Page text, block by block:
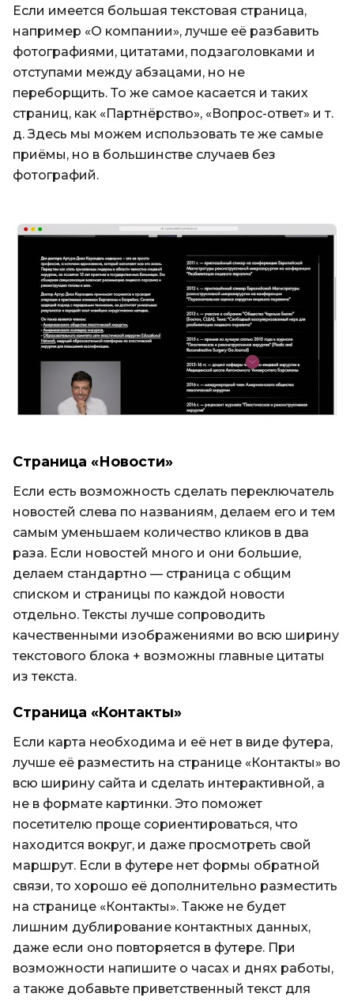
Если имеется большая текстовая страница,
например «О компании», лучше её разбавить
фотографиями, цитатами, подзаголовками и
отступами между абзацами, но не
переборщить. То же самое касается и таких
страниц, как «Партнёрство», «Вопрос-ответ» и т.
д. Здесь мы можем использовать те же самые
приёмы, но в большинстве случаев без
фотографий.
Страница «Новости»
Если есть возможность сделать переключатель
новостей слева по названиям, делаем его и тем
самым уменьшаем количество кликов в два
раза. Если новостей много и они большие,
делаем стандартно — страница с общим
списком и страницы по каждой новости
отдельно. Тексты лучше сопроводить
качественными изображениями во всю ширину
текстового блока + возможны главные цитаты
из текста.
Страница «Контакты»
Если карта необходима и её нет в виде футера,
лучше её разместить на странице «Контакты» во
всю ширину сайта и сделать интерактивной, а
не в формате картинки. Это поможет
посетителю проще сориентироваться, что
находится вокруг, и даже просмотреть свой
маршрут. Если в футере нет формы обратной
связи, то хорошо её дополнительно разместить
на странице «Контакты». Также не будет
лишним дублирование контактных данных,
даже если оно повторяется в футере. При
возможности напишите о часах и днях работы,
а также добавьте приветственный текст для